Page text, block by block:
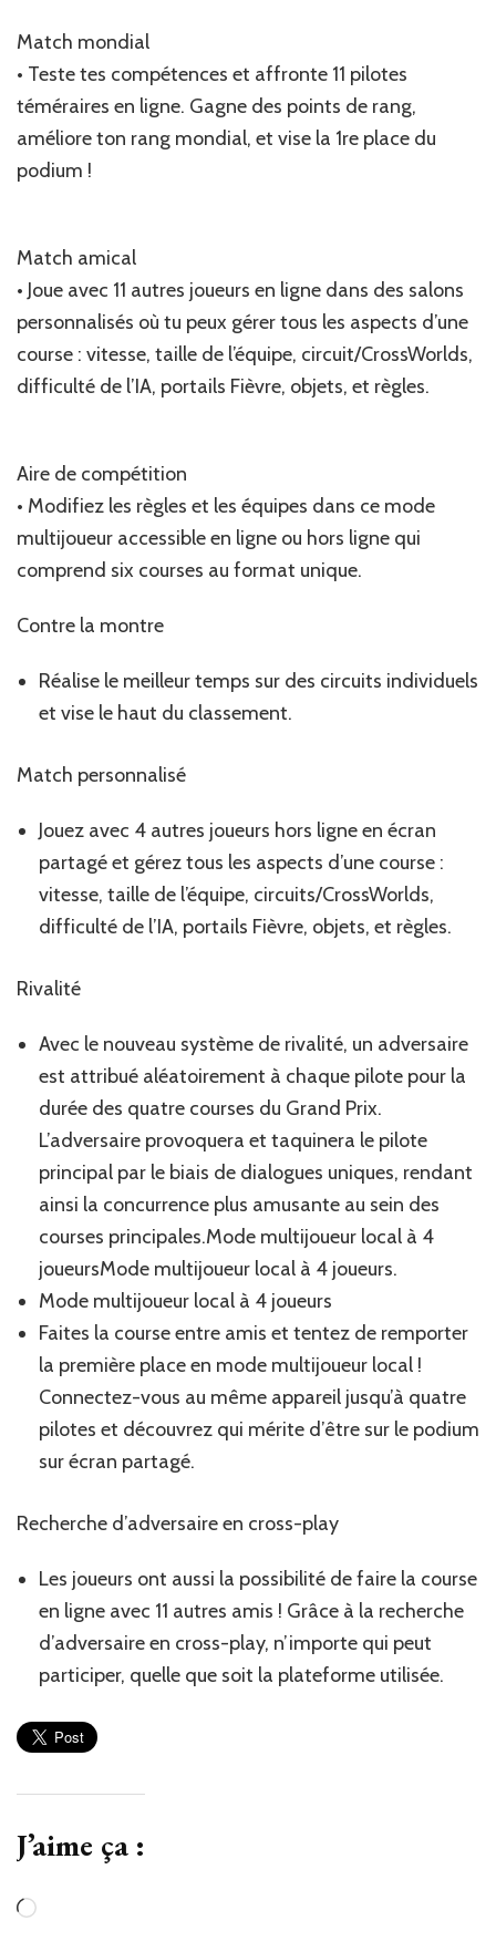
Match mondial
• Teste tes compétences et affronte 11 pilotes
téméraires en ligne. Gagne des points de rang,
améliore ton rang mondial, et vise la 1re place du
podium !
Match amical
• Joue avec 11 autres joueurs en ligne dans des salons
personnalisés où tu peux gérer tous les aspects d’une
course : vitesse, taille de l’équipe, circuit/CrossWorlds,
difficulté de l’IA, portails Fièvre, objets, et règles.
Aire de compétition
• Modifiez les règles et les équipes dans ce mode
multijoueur accessible en ligne ou hors ligne qui
comprend six courses au format unique.
Contre la montre
Réalise le meilleur temps sur des circuits individuels
et vise le haut du classement.
Match personnalisé
Jouez avec 4 autres joueurs hors ligne en écran
partagé et gérez tous les aspects d’une course :
vitesse, taille de l’équipe, circuits/CrossWorlds,
difficulté de l’IA, portails Fièvre, objets, et règles.
Rivalité
Avec le nouveau système de rivalité, un adversaire
est attribué aléatoirement à chaque pilote pour la
durée des quatre courses du Grand Prix.
L’adversaire provoquera et taquinera le pilote
principal par le biais de dialogues uniques, rendant
ainsi la concurrence plus amusante au sein des
courses principales.Mode multijoueur local à 4
joueursMode multijoueur local à 4 joueurs.
Mode multijoueur local à 4 joueurs
Faites la course entre amis et tentez de remporter
la première place en mode multijoueur local !
Connectez-vous au même appareil jusqu’à quatre
pilotes et découvrez qui mérite d’être sur le podium
sur écran partagé.
Recherche d’adversaire en cross-play
Les joueurs ont aussi la possibilité de faire la course
en ligne avec 11 autres amis ! Grâce à la recherche
d’adversaire en cross-play, n’importe qui peut
participer, quelle que soit la plateforme utilisée.
J’aime ça :
Chargement…